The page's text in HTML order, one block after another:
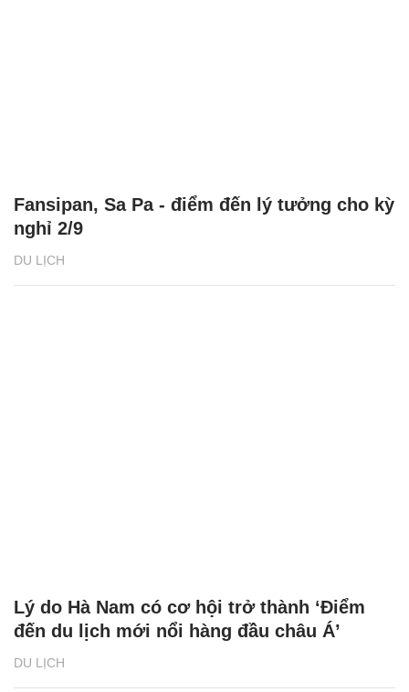
DU LỊCH
Fansipan, Sa Pa - điểm đến lý tưởng cho kỳ
nghỉ 2/9
DU LỊCH
Lý do Hà Nam có cơ hội trở thành ‘Điểm
đến du lịch mới nổi hàng đầu châu Á’